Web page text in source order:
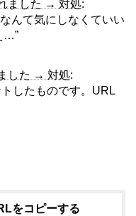
ました → 対処:
んて気にしなくていい
…”
した → 対処:
したものです。URL
をコピーする